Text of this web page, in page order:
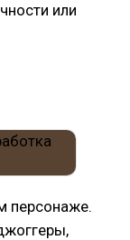
или
персонаже.